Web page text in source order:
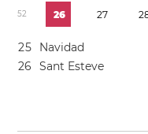
52 26 27 2
25
Navidad
26 Sant Esteve